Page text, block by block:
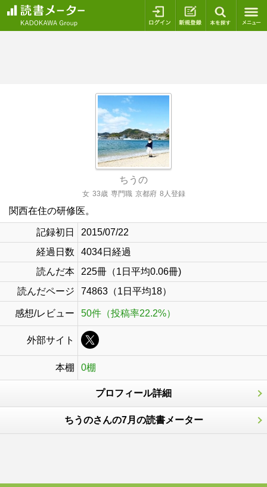
ログイン 新規登録
ちうの
女 33歳 専門職 京都府 8人登録
関西在住の研修医。
記録初日
2015/07/22
経過日数
4034日経過
読んだ本
225冊（1日平均0.06冊)
読んだページ
74863（1日平均18）
感想/レビュー 50件（投稿率22.2%）
外部サイト
本棚 0棚
プロフィール詳細
ちうのさんの7月の読書メーター